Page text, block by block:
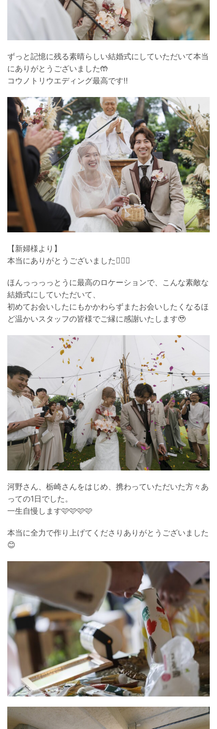
ずっと記憶に残る素晴らしい結婚式にしていただいて本当
にありがとうございました🤲
コウノトリウエディング最高です‼️
【新婦様より】
本当にありがとうございました🙇🏼‍♀️
ほんっっっっとうに最高のロケーションで、こんな素敵な
結婚式にしていただいて、
初めてお会いしたにもかかわらずまたお会いしたくなるほ
ど温かいスタッフの皆様でご縁に感謝いたします🥹
河野さん、栃崎さんをはじめ、携わっていただいた方々あ
っての1日でした。
一生自慢します🩷🩷🩷🩷
本当に全力で作り上げてくださりありがとうございました
😊